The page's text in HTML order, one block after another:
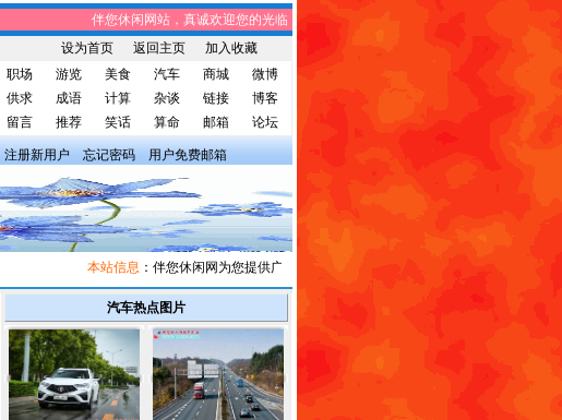
伴您休闲网站，真诚欢迎您的光临! 伴您休闲网站，将免费给您带来趣味时事、笑
设为首页 返回主页
加入收藏
职场 游览 美食 汽车 商城
微博
供求 成语 计算 杂谈 链接
博客
留言 推荐 笑话 算命 邮箱 论坛
注册新用户 忘记密码 用户免费邮箱
本站信息：伴您休闲网为您提供广告宣传和信息发布，有需求者请与我们联系。
汽车热点图片